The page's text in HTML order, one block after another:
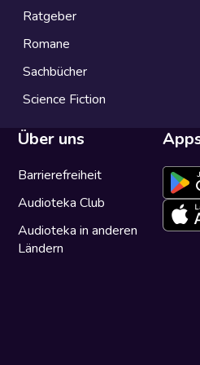
Ratgeber
Romane
Sachbücher
Science Fiction
Über uns
Barrierefreiheit
Audioteka Club
Audioteka in anderen
Ländern